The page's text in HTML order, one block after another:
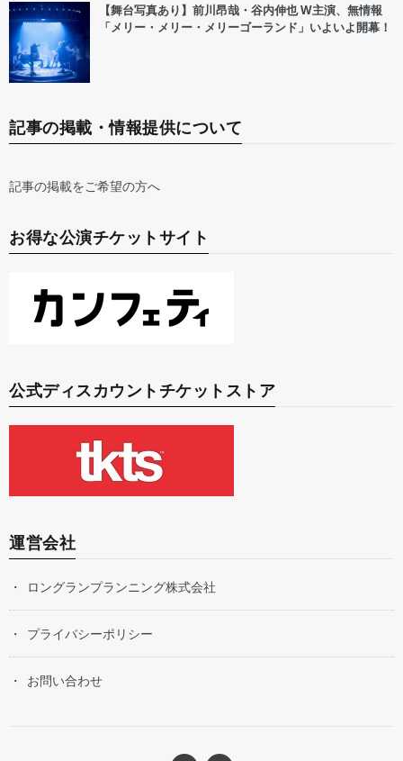
【舞台写真あり】前川昂哉・谷内伸也 W主演、無情報
「メリー・メリー・メリーゴーランド」いよいよ開幕！
記事の掲載・情報提供について
記事の掲載をご希望の方へ
お得な公演チケットサイト
公式ディスカウントチケットストア
運営会社
ロングランプランニング株式会社
プライバシーポリシー
お問い合わせ